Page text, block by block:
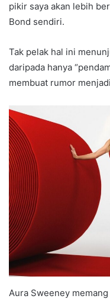
pikir saya akan lebih
Bond sendiri.
Tak pelak hal ini
daripada hanya
membuat rumor
Aura Sweeney